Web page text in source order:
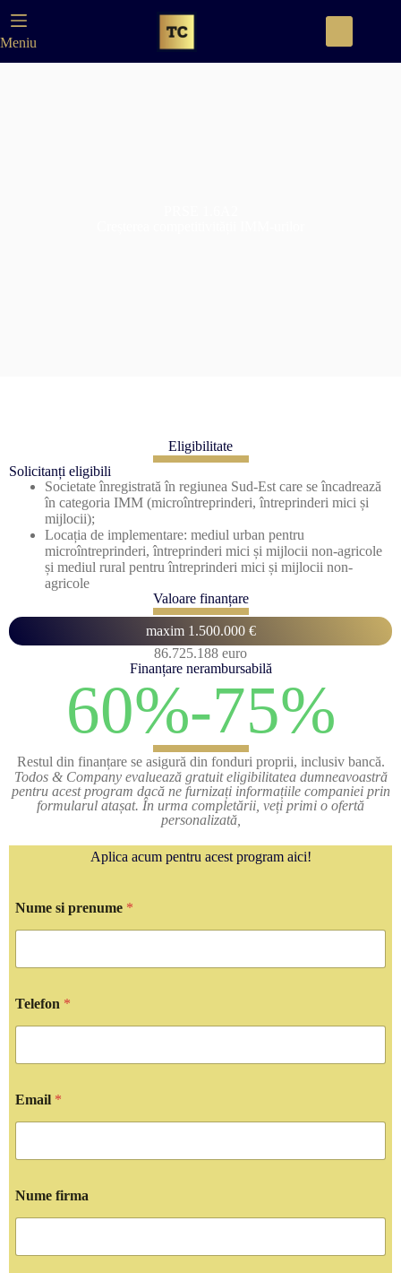
Meniu
Eligibilitate
Solicitanți eligibili
Societate înregistrată în regiunea Sud-Est care se încadrează
în categoria IMM (microîntreprinderi, întreprinderi mici și
mijlocii);
Locația de implementare: mediul urban pentru
microîntreprinderi, întreprinderi mici și mijlocii non-agricole
și mediul rural pentru întreprinderi mici și mijlocii non-
agricole
Valoare finanțare
maxim 1.500.000 €
86.725.188 euro
Finanțare nerambursabilă
60%-75%
Restul din finanțare se asigură din fonduri proprii, inclusiv bancă.
Todos & Company evaluează gratuit eligibilitatea dumneavoastră
pentru acest program dacă ne furnizați informațiile companiei prin
formularul atașat. În urma completării, veți primi o ofertă
personalizată,
Aplica acum pentru acest program aici!
Nume si prenume *
Telefon *
Email *
Nume firma